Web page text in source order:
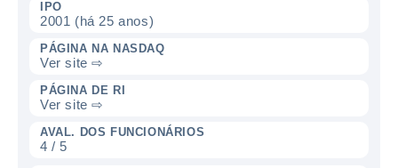
IPO
2001 (há 25 anos)
PÁGINA NA NASDAQ
Ver site ⇨
PÁGINA DE RI
Ver site ⇨
AVAL. DOS FUNCIONÁRIOS
4 / 5